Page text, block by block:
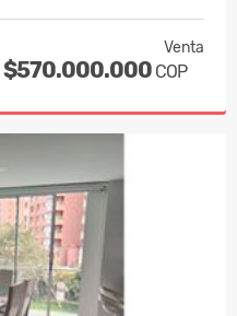
Venta
$570.000.000 COP